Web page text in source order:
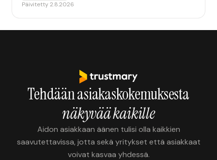
Päivitetty 2.8.2026
Tehdään asiakaskokemuksesta
näkyvää kaikille
Aidon asiakkaan äänen tulisi olla kaikkien
saavutettavissa, jotta sekä yritykset että asiakkaat
voivat kasvaa yhdessä.